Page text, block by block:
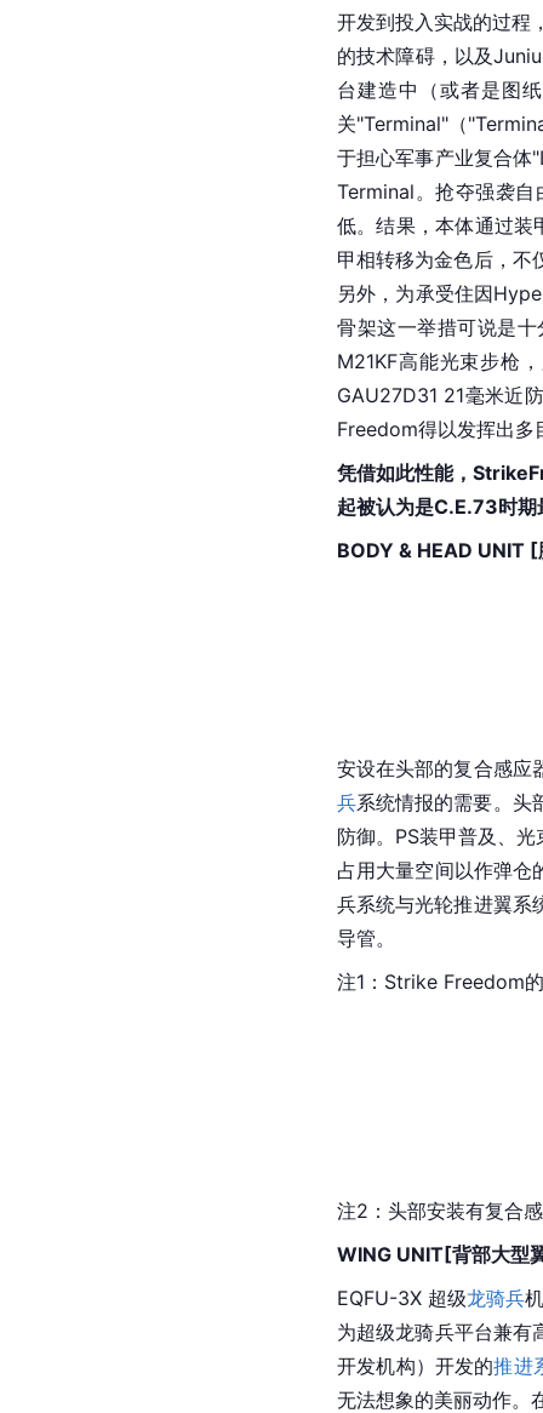
开发到投入实战的过程
的技术障碍，以及
台建造中（或者是图
关"Terminal"（
于担心军事产业复合
Terminal。抢夺强袭自
低。结果，本体通过装
甲相转移为金色后，不
另外，为承受住因
骨架这一举措可说是
M21KF高能光束步枪
GAU27D31 21毫米近
Freedom得以发挥出
凭借如此性能，
起被认为是C.E.73时
BODY & HEAD UNIT
安设在头部的复合感应
兵系统情报的需要。头
防御。PS装甲普及、
占用大量空间以作弹仓
兵系统与光轮推进翼系
导管。
注1：Strike Freedom
注2：头部安装有复合
WING UNIT[背部大型
EQFU-3X 超级龙骑兵
为超级龙骑兵平台兼有
开发机构）开发的推进
无法想象的美丽动作。